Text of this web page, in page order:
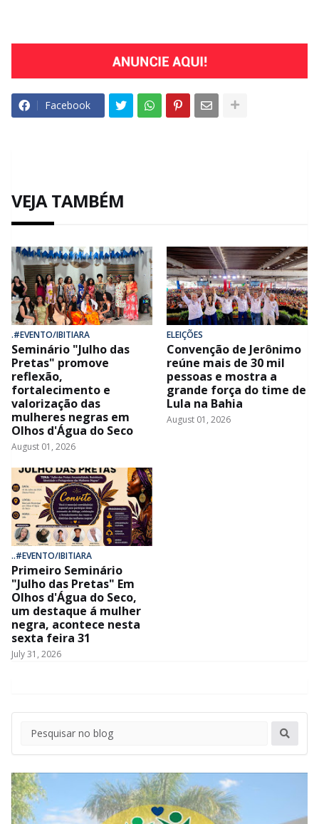
Facebook
VEJA TAMBÉM
.#EVENTO/IBITIARA
Seminário "Julho das
Pretas" promove
reflexão,
fortalecimento e
valorização das
mulheres negras em
Olhos d'Água do Seco
August 01, 2026
ELEIÇÕES
Convenção de Jerônimo
reúne mais de 30 mil
pessoas e mostra a
grande força do time de
Lula na Bahia
August 01, 2026
..#EVENTO/IBITIARA
Primeiro Seminário
"Julho das Pretas" Em
Olhos d'Água do Seco,
um destaque á mulher
negra, acontece nesta
sexta feira 31
July 31, 2026